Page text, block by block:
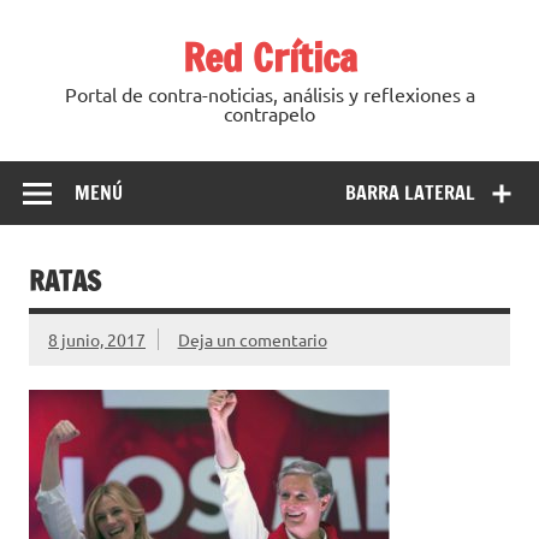
Red Crítica
Portal de contra-noticias, análisis y reflexiones a
contrapelo
BARRA LATERAL
MENÚ
RATAS
8 junio, 2017 Deja un comentario